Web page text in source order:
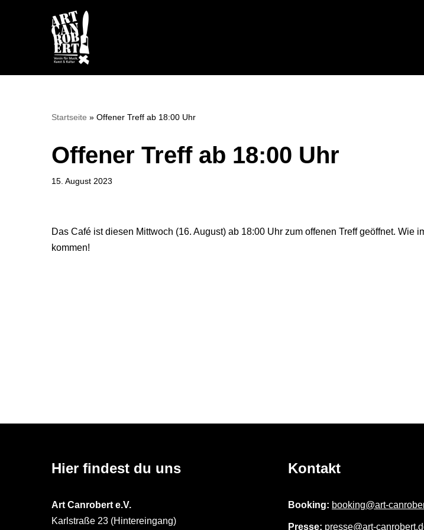
Startseite » Offener Treff ab 18:00 Uhr
Offener Treff ab 18:00 Uhr
15. August 2023
Das Café ist diesen Mittwoch (16. August) ab 18:00 Uhr zum offenen Treff geöffnet.
kommen!
Hier findest du uns
Art Canrobert e.V.
Karlstraße 23 (Hintereingang)
Kontakt
Booking: booking@art-
Presse: presse@art-